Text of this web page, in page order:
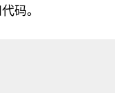
码。